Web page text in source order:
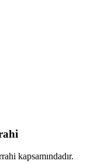
kapsamındadır.